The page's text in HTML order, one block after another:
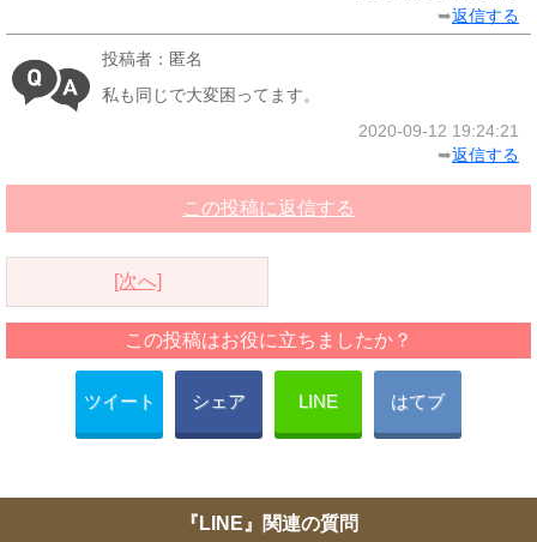
➥返信する
投稿者：匿名
私も同じで大変困ってます。
2020-09-12 19:24:21
➥返信する
この投稿に返信する
[次へ]
この投稿はお役に立ちましたか？
ツイート シェア LINE はてブ
『LINE』関連の質問